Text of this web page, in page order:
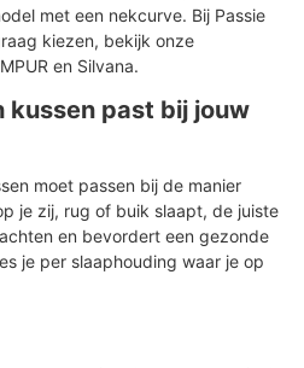
met een nekcurve. Bij Passie
kiezen, bekijk onze
en Silvana.
kussen past bij jouw
moet passen bij de manier
je zij, rug of buik slaapt, de juiste
en bevordert een gezonde
je per slaaphouding waar je op